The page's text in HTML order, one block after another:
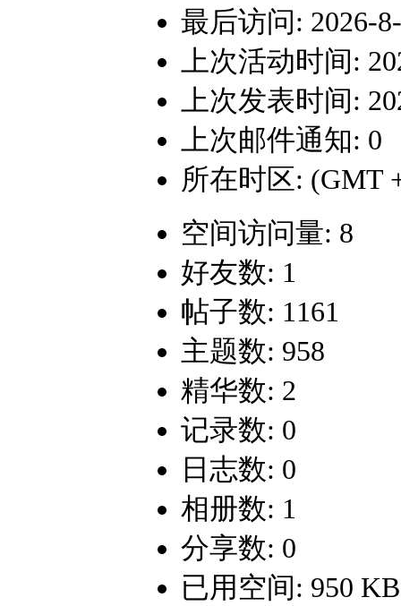
最后访问: 2026-
上次活动时间:
上次发表时间:
上次邮件通知: 0
所在时区: (GMT
空间访问量: 8
好友数: 1
帖子数: 1161
主题数: 958
精华数: 2
记录数: 0
日志数: 0
相册数: 1
分享数: 0
已用空间: 950 KB